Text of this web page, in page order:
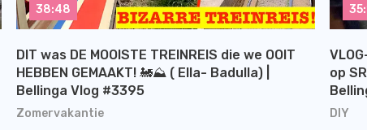
Zomervakantie
DIT was DE MOOISTE TREINREIS die we OOIT
HEBBEN GEMAAKT! 🚂⛰️ ( Ella- Badulla) |
Bellinga Vlog #3395
38:48
DIY
op